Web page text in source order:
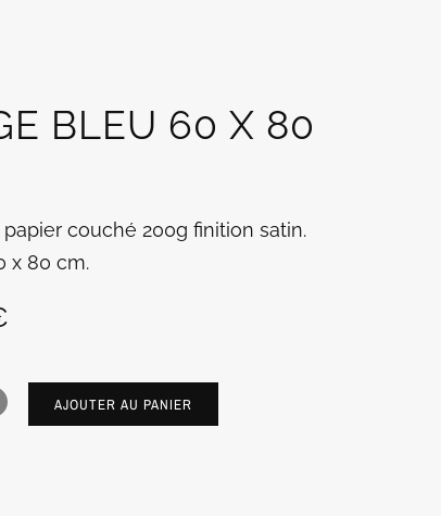
BLEU 60 X 80
papier couché 200g finition satin.
x 80 cm.
AJOUTER AU PANIER